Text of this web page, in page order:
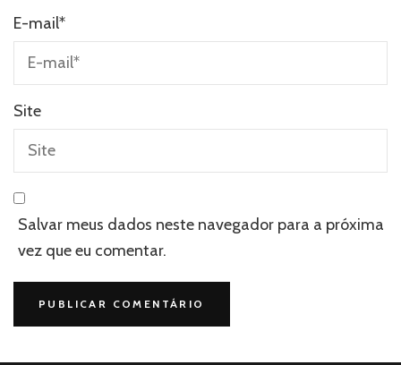
E-mail*
Site
Salvar meus dados neste navegador para a próxima
vez que eu comentar.